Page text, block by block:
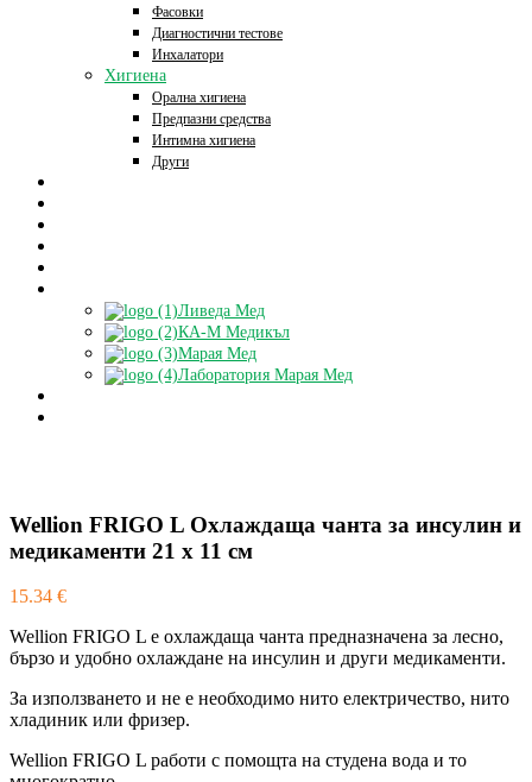
Фасовки
Диагностични тестове
Инхалатори
Хигиена
Орална хигиена
Предпазни средства
Интимна хигиена
Други
Ливеда Мед
КА-М Медикъл
Марая Мед
Лаборатория Марая Мед
Wellion FRIGO L Oхлаждащa чантa за инсулин и
медикаменти 21 х 11 см
15.34 €
Wellion FRIGO L e охлаждаща чанта предназначена за лесно,
бързо и удобно охлаждане на инсулин и други медикаменти.
За използването и не е необходимо нито електричество, нито
хладиник или фризер.
Wellion FRIGO L работи с помощта на студена вода и то